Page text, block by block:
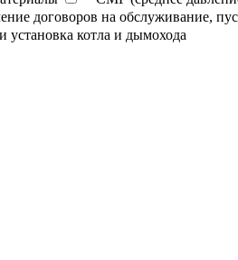
договоров на обслуживание,
установка котла и дымохода